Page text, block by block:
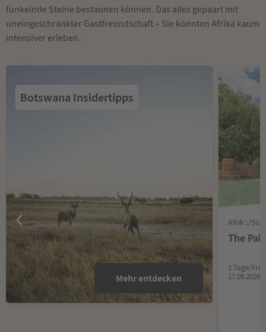
funkelnde Steine bestaunen können. Das alles gepaart mit
uneingeschränkter Gastfreundschaft – Sie könnten Afrika kaum
intensiver erleben.
Botswana Insidertipps
Mehr entdecken
Afrika/
The
2 Tage/
17.08.2026